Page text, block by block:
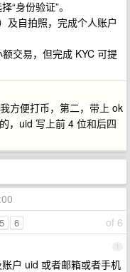
“身份验证”。
及自拍照，完成个人账户
交易，但完成 KYC 可提
方便打币，第二，带上 ok
，uid 写上前 4 位和后四
of 6
5 6
1
户 uid 或者邮箱或者手机